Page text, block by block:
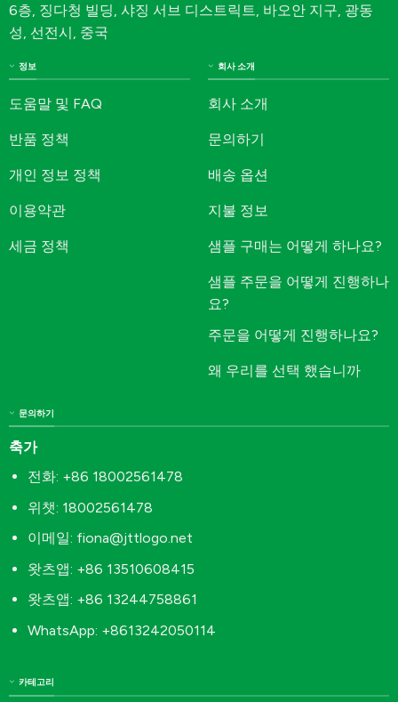
6층, 징다청 빌딩, 샤징 서브 디스트릭트, 바오안 지구, 광동
성, 선전시, 중국
정보
도움말 및 FAQ
반품 정책
개인 정보 정책
이용약관
세금 정책
회사 소개
회사 소개
문의하기
배송 옵션
지불 정보
샘플 구매는 어떻게 하나요?
샘플 주문을 어떻게 진행하나
요?
주문을 어떻게 진행하나요?
왜 우리를 선택 했습니까
카테고리
문의하기
축가
전화: +86 18002561478
위챗: 18002561478
이메일: fiona@jttlogo.net
왓츠앱: +86 13510608415
왓츠앱: +86 13244758861
WhatsApp: +8613242050114